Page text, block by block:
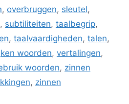
, overbruggen, sleutel,
, subtiliteiten, taalbegrip,
, taalvaardigheden, talen,
woorden, vertalingen,
woorden, zinnen
, zinnen